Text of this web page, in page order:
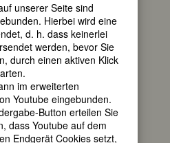
unserer Seite sind
Hierbei wird eine
d. h. dass keinerlei
werden, bevor Sie
durch einen aktiven Klick
im erweiterten
Youtube eingebunden.
Button erteilen Sie
dass Youtube auf dem
Endgerät Cookies setzt,